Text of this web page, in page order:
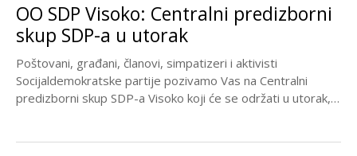
OO SDP Visoko: Centralni predizborni
skup SDP-a u utorak
Poštovani, građani, članovi, simpatizeri i aktivisti
Socijaldemokratske partije pozivamo Vas na Centralni
predizborni skup SDP-a Visoko koji će se održati u utorak,